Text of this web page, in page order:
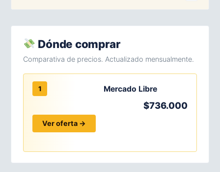
Dónde comprar
Comparativa de precios. Actualizado mensualmente.
1 Mercado Libre
$736.000
Ver oferta →